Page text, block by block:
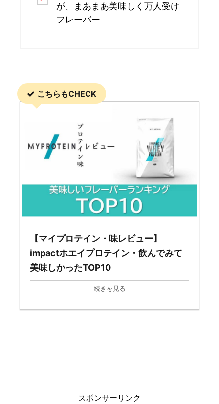
が、まあまあ美味しく万人受け
フレーバー
こちらもCHECK
【マイプロテイン・味レビュー】
impactホエイプロテイン・飲んでみて
美味しかったTOP10
続きを見る
スポンサーリンク